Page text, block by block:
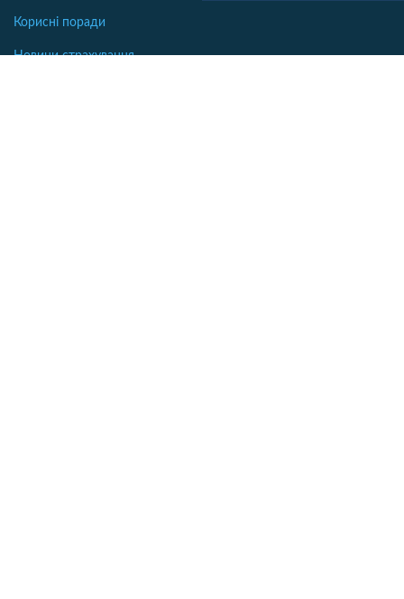
Корисні поради
Новини страхування